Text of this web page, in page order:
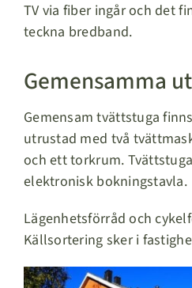
TV via fiber ingår och det
teckna bredband.
Gemensamma
Gemensam tvättstuga
utrustad med två
och ett torkrum.
elektronisk bokningstavla.
Lägenhetsförråd och
Källsortering sker i